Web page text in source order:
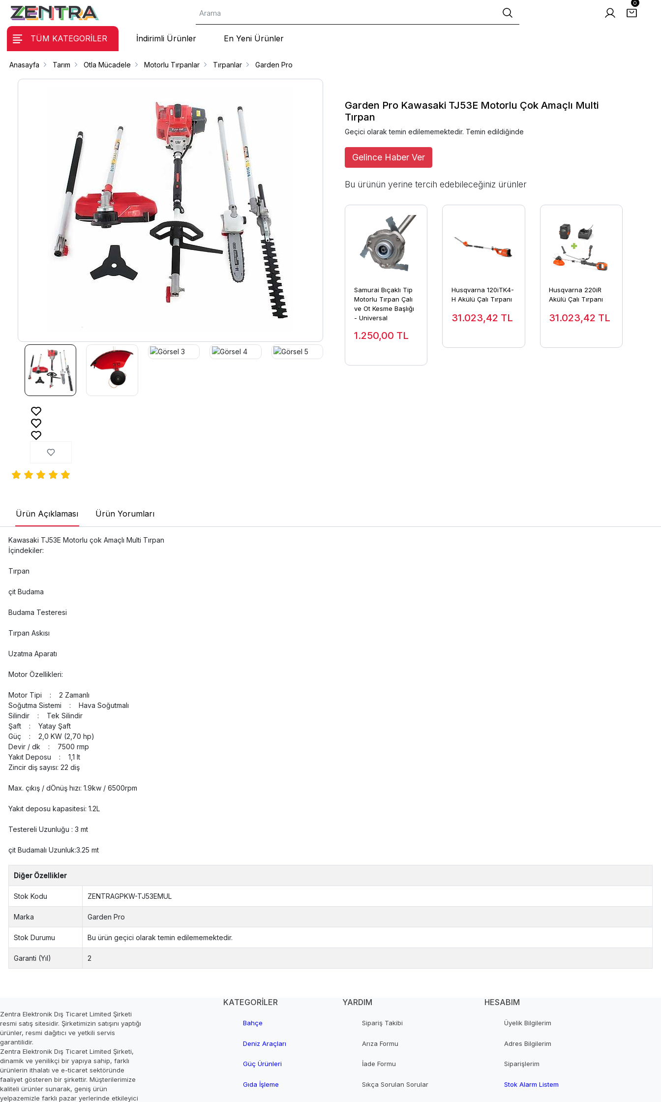
0
TÜM KATEGORİLER İndirimli Ürünler En Yeni Ürünler
Anasayfa Tarım Otla Mücadele Motorlu Tırpanlar Tırpanlar Garden Pro
Garden Pro Kawasaki TJ53E Motorlu Çok Amaçlı Multi
Tırpan
Geçici olarak temin edilememektedir. Temin edildiğinde
Gelince Haber Ver
Bu ürünün yerine tercih edebileceğiniz ürünler
Samurai Bıçaklı Tip
Motorlu Tırpan Çalı
ve Ot Kesme Başlığı
- Universal
1.250,00 TL
Husqvarna 120iTK4-
H Akülü Çalı Tırpanı
31.023,42 TL
Husqvarna 220iR
Akülü Çalı Tırpanı
31.023,42 TL
Ürün Açıklaması Ürün Yorumları
Kawasaki TJ53E Motorlu çok Amaçlı Multi Tırpan
İçindekiler:
Tırpan
çit Budama
Budama Testeresi
Tırpan Askısı
Uzatma Aparatı
Motor Özellikleri:
Motor Tipi : 2 Zamanlı
Soğutma Sistemi : Hava Soğutmalı
Silindir : Tek Silindir
Şaft : Yatay Şaft
Güç : 2,0 KW (2,70 hp)
Devir / dk : 7500 rmp
Yakıt Deposu : 1,1 lt
Zincir diş sayısı: 22 diş
Max. çıkış / dÖnüş hızı: 1.9kw / 6500rpm
Yakıt deposu kapasitesi: 1.2L
Testereli Uzunluğu : 3 mt
çit Budamalı Uzunluk:3.25 mt
Diğer Özellikler
Stok Kodu ZENTRAGPKW-TJ53EMUL
Marka Garden Pro
Stok Durumu Bu ürün geçici olarak temin edilememektedir.
Garanti (Yıl) 2
Zentra Elektronik Dış Ticaret Limited Şirketi
resmi satış sitesidir. Şirketimizin satışını yaptığı
ürünler, resmi dağıtıcı ve yetkili servis
garantilidir.
Zentra Elektronik Dış Ticaret Limited Şirketi,
dinamik ve yenilikçi bir yapıya sahip, farklı
ürünlerin ithalatı ve e-ticaret sektöründe
faaliyet gösteren bir şirkettir. Müşterilerimize
kaliteli ürünler sunarak, geniş ürün
yelpazemizle farklı pazar yerlerinde etkileyici
KATEGORİLER
Bahçe
Deniz Araçları
Güç Ürünleri
Gıda İşleme
YARDIM
Sipariş Takibi
Arıza Formu
İade Formu
Sıkça Sorulan Sorular
HESABIM
Üyelik Bilgilerim
Adres Bilgilerim
Siparişlerim
Stok Alarm Listem